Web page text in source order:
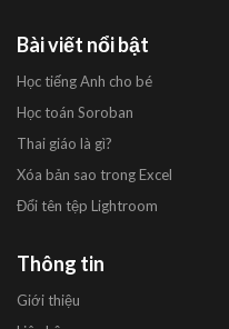
Bài viết nổi bật
Học tiếng Anh cho bé
Học toán Soroban
Thai giáo là gì?
Xóa bản sao trong Excel
Đổi tên tệp Lightroom
Thông tin
Giới thiệu